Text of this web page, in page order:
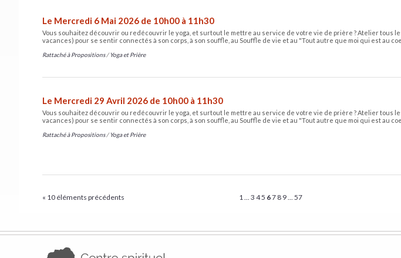
Le Mercredi 6 Mai 2026 de 10h00 à 11h30
Vous souhaitez découvrir ou redécouvrir le yoga, et surtout le mettre au service de votre vie de prière ? Atelier tous
vacances) pour se sentir connectés à son corps, à son souffle, au Souffle de vie et au "Tout autre que moi qui est au
Rattaché à Propositions /Yoga et Prière
Le Mercredi 29 Avril 2026 de 10h00 à 11h30
Vous souhaitez découvrir ou redécouvrir le yoga, et surtout le mettre au service de votre vie de prière ? Atelier tous
vacances) pour se sentir connectés à son corps, à son souffle, au Souffle de vie et au "Tout autre que moi qui est au
Rattaché à Propositions /Yoga et Prière
« 10 éléments précédents 1 3 45 67 8 9 57